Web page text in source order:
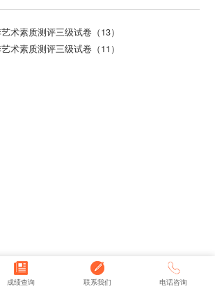
术素质测评三级试卷（13）
术素质测评三级试卷（11）
成绩查询 联系我们 电话咨询